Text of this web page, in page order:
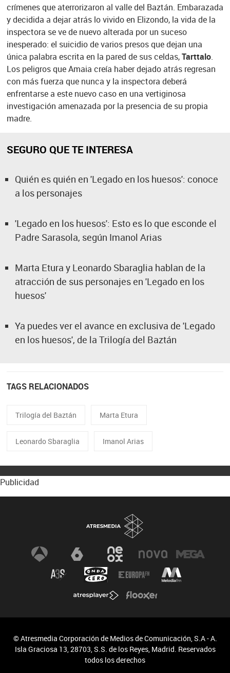
crímenes que aterrorizaron al valle del Baztán. Embarazada
y decidida a dejar atrás lo vivido en Elizondo, la vida de la
inspectora se ve de nuevo alterada por un suceso
inesperado: el suicidio de varios presos que dejan una
única palabra escrita en la pared de sus celdas,Tarttalo.
Los peligros que Amaia creía haber dejado atrás regresan
con más fuerza que nunca y la inspectora deberá
enfrentarse a este nuevo caso en una vertiginosa
investigación amenazada por la presencia de su propia
madre.
SEGURO QUE TE INTERESA
Quién es quién en 'Legado en los huesos': conoce
a los personajes
'Legado en los huesos': Esto es lo que esconde el
Padre Sarasola, según Imanol Arias
Marta Etura y Leonardo Sbaraglia hablan de la
atracción de sus personajes en 'Legado en los
huesos'
Ya puedes ver el avance en exclusiva de 'Legado
en los huesos', de la Trilogía del Baztán
TAGS RELACIONADOS
Trilogía del Baztán Marta Etura
Leonardo Sbaraglia Imanol Arias
Publicidad
© Atresmedia Corporación de Medios de Comunicación, S.A - A.
Isla Graciosa 13, 28703, S.S. de los Reyes, Madrid. Reservados
todos los derechos